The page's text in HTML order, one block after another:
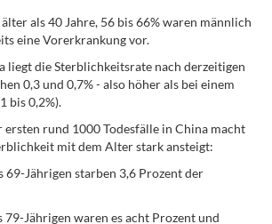
als 40 Jahre, 56 bis 66% waren männlich
eine Vorerkrankung vor.
liegt die Sterblichkeitsrate nach derzeitigen
0,3 und 0,7% - also höher als bei einem
bis 0,2%).
ersten rund 1000 Todesfälle in China macht
mit dem Alter stark ansteigt:
69-Jährigen starben 3,6 Prozent der
79-Jährigen waren es acht Prozent und